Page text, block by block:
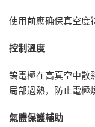
使用前應确保真空度
控制溫度
鎢電極在高真空中散
局部過熱，防止電極
氣體保護輔助